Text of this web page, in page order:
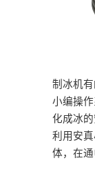
制冰机
小编操
化成冰的
利用安
体，在